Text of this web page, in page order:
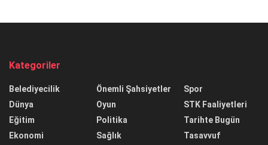
Kategoriler
Belediyecilik
Dünya
Eğitim
Ekonomi
Önemli Şahsiyetler
Oyun
Politika
Sağlık
Spor
STK Faaliyetleri
Tarihte Bugün
Tasavvuf